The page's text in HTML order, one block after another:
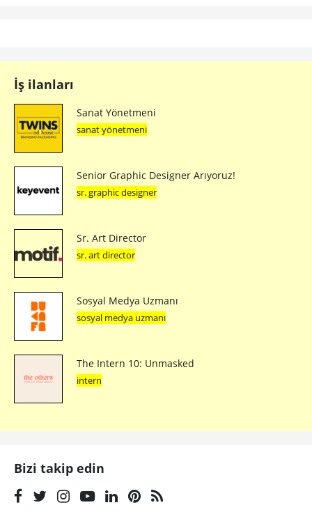
İş ilanları
Sanat Yönetmeni
sanat yönetmeni
Senior Graphic Designer Arıyoruz!
sr. graphic designer
Sr. Art Director
sr. art director
Sosyal Medya Uzmanı
sosyal medya uzmanı
The Intern 10: Unmasked
intern
Bizi takip edin